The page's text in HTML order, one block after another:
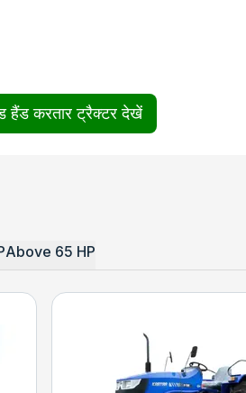
हैंड करतार ट्रैक्टर देखें
Above 65 HP